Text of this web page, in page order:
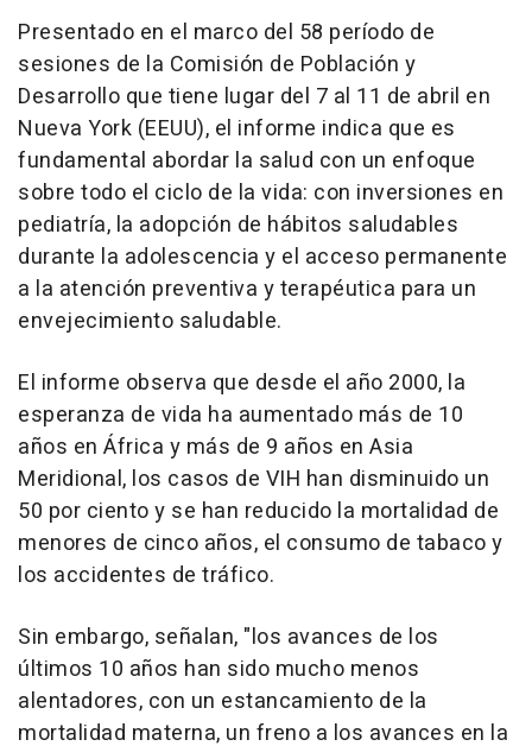
Presentado en el marco del 58 período de
sesiones de la Comisión de Población y
Desarrollo que tiene lugar del 7 al 11 de abril en
Nueva York (EEUU), el informe indica que es
fundamental abordar la salud con un enfoque
sobre todo el ciclo de la vida: con inversiones en
pediatría, la adopción de hábitos saludables
durante la adolescencia y el acceso permanente
a la atención preventiva y terapéutica para un
envejecimiento saludable.
El informe observa que desde el año 2000, la
esperanza de vida ha aumentado más de 10
años en África y más de 9 años en Asia
Meridional, los casos de VIH han disminuido un
50 por ciento y se han reducido la mortalidad de
menores de cinco años, el consumo de tabaco y
los accidentes de tráfico.
Sin embargo, señalan, "los avances de los
últimos 10 años han sido mucho menos
alentadores, con un estancamiento de la
mortalidad materna, un freno a los avances en la